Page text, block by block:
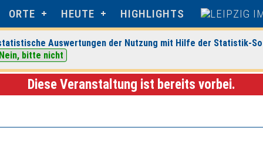
ORTE HEUTE HIGHLIGHTS
Auswertungen der Nutzung mit Hilfe der Statistik-
bitte nicht
> Veranstaltungsdetails
Diese Veranstaltung ist bereits vorbei.